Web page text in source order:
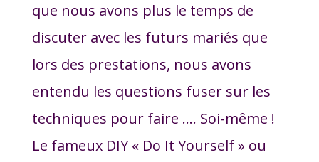
que nous avons plus le temps de
discuter avec les futurs mariés que
lors des prestations, nous avons
entendu les questions fuser sur les
techniques pour faire …. Soi-même !
Le fameux DIY « Do It Yourself » ou